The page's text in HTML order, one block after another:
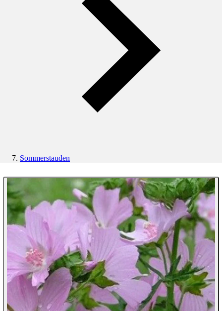
Sommerstauden